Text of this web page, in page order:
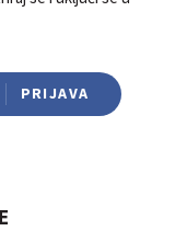
PRIJAVA